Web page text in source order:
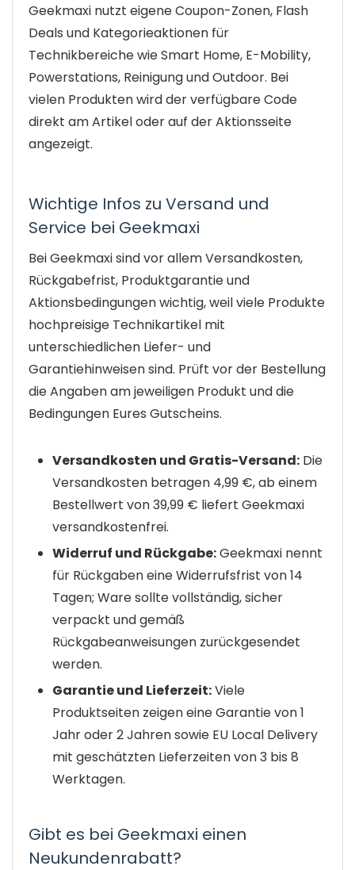
Geekmaxi nutzt eigene Coupon-Zonen, Flash
Deals und Kategorieaktionen für
Technikbereiche wie Smart Home, E-Mobility,
Powerstations, Reinigung und Outdoor. Bei
vielen Produkten wird der verfügbare Code
direkt am Artikel oder auf der Aktionsseite
angezeigt.
Wichtige Infos zu Versand und
Service bei Geekmaxi
Bei Geekmaxi sind vor allem Versandkosten,
Rückgabefrist, Produktgarantie und
Aktionsbedingungen wichtig, weil viele Produkte
hochpreisige Technikartikel mit
unterschiedlichen Liefer- und
Garantiehinweisen sind. Prüft vor der Bestellung
die Angaben am jeweiligen Produkt und die
Bedingungen Eures Gutscheins.
Versandkosten und Gratis-Versand: Die
Versandkosten betragen 4,99 €, ab einem
Bestellwert von 39,99 € liefert Geekmaxi
versandkostenfrei.
Widerruf und Rückgabe:Geekmaxi nennt
für Rückgaben eine Widerrufsfrist von 14
Tagen; Ware sollte vollständig, sicher
verpackt und gemäß
Rückgabeanweisungen zurückgesendet
werden.
Garantie und Lieferzeit:Viele
Produktseiten zeigen eine Garantie von 1
Jahr oder 2 Jahren sowie EU Local Delivery
mit geschätzten Lieferzeiten von 3 bis 8
Werktagen.
Gibt es bei Geekmaxi einen
Neukundenrabatt?